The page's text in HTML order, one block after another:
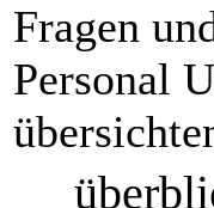
Fragen
Personal